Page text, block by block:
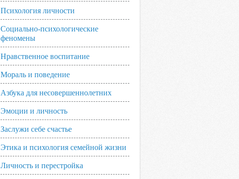
Психология личности
Социально-психологические
феномены
Нравственное воспитание
Мораль и поведение
Азбука для несовершеннолетних
Эмоции и личность
Заслужи себе счастье
Этика и психология семейной жизни
Личность и перестройка